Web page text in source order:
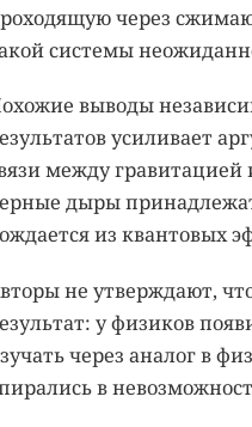
через
системы
выводы
усиливает
между
дыры
из квантовых
не утверждают,
у физиков
через аналог в
в